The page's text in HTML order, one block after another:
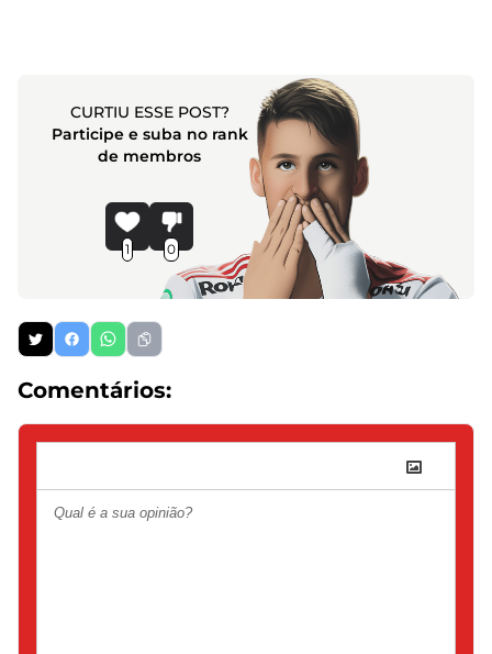
CURTIU ESSE POST?
Participe e suba no rank
de membros
1 0
Comentários: